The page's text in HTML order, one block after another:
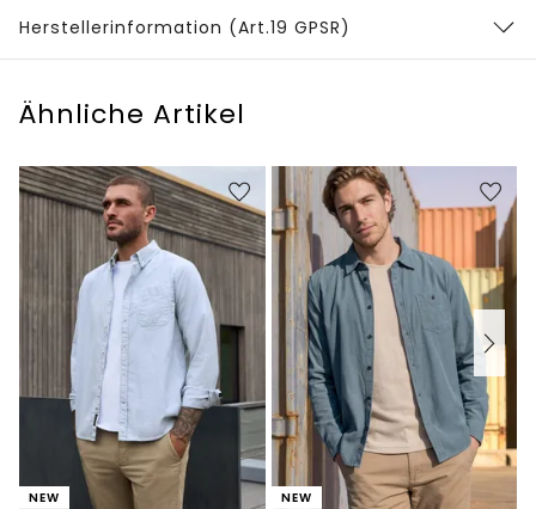
Herstellerinformation (Art.19 GPSR)
Ähnliche Artikel
NEW NEW